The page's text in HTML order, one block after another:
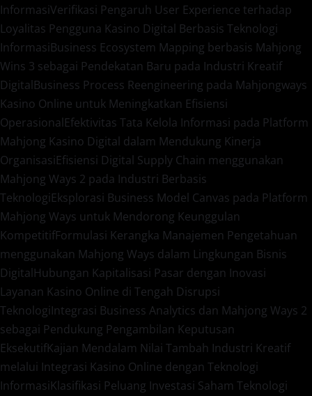
InformasiVerifikasi Pengaruh User Experience terhadap
Loyalitas Pengguna Kasino Digital Berbasis Teknologi
InformasiBusiness Ecosystem Mapping berbasis Mahjong
Wins 3 sebagai Pendekatan Baru pada Industri Kreatif
DigitalBusiness Process Reengineering pada Mahjongways
Kasino Online untuk Meningkatkan Efisiensi
OperasionalEfektivitas Tata Kelola Informasi pada Platform
Mahjong Kasino Digital dalam Mendukung Kinerja
OrganisasiEfisiensi Digital Supply Chain menggunakan
Mahjong Ways 2 pada Industri Berbasis
TeknologiEksplorasi Business Model Canvas pada Platform
Mahjong Ways untuk Mendorong Keunggulan
KompetitifFormulasi Kerangka Manajemen Pengetahuan
menggunakan Mahjong Ways dalam Lingkungan Bisnis
DigitalHubungan Kapitalisasi Pasar dengan Inovasi
Layanan Kasino Online di Tengah Disrupsi
TeknologiIntegrasi Business Analytics dan Mahjong Ways 2
sebagai Pendukung Pengambilan Keputusan
EksekutifKajian Mendalam Nilai Tambah Industri Kreatif
melalui Integrasi Kasino Online dengan Teknologi
InformasiKlasifikasi Peluang Investasi Saham Teknologi